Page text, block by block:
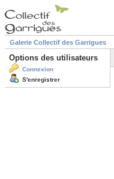
Galerie Collectif des Garrigues
Options des utilisateurs
Connexion
S'enregistrer